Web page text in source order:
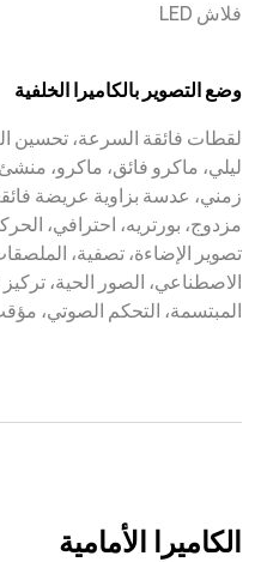
فلاش LED
وضع التصوير بالكاميرا الخلفية
لقطات فائقة السرعة، تحسين
ليلي، ماكرو فائق، ماكرو،
زمني، عدسة بزاوية عريضة
مزدوج، بورتريه، احترافي،
تصوير الإضاءة، تصفية،
الاصطناعي، الصور الحية، تركيز
المبتسمة، التحكم الصوتي،
الكاميرا الأمامية